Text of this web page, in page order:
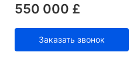
550 000 £
Заказать звонок